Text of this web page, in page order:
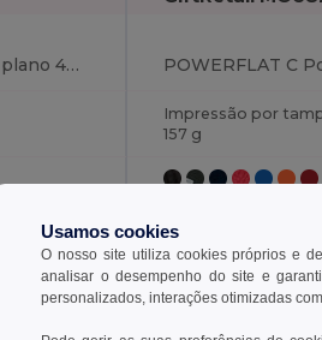
POWERFLAT Po erbank plano 4000mAh
Impressão por
157 g
Unique
Usamos cookies
O nosso site utiliza cookies próprios e
analisar o desempenho do site e
personalizados, interações otimizadas